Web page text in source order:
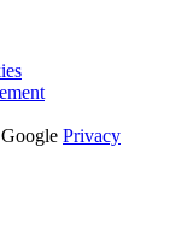
Privacy